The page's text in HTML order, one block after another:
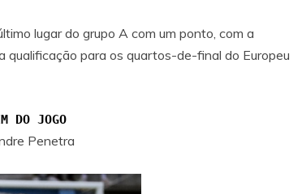
lugar do grupo A com um ponto, com a
qualificação para os quartos-de-final do Europeu
DO JOGO
Penetra